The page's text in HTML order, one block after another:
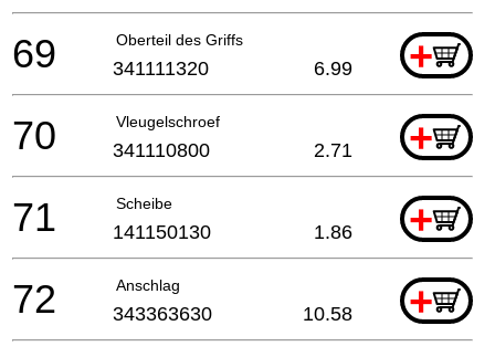
Oberteil des Griffs +
69 341111320 6.99
Vleugelschroef +
70 341110800 2.71
Scheibe +
71 141150130 1.86
Anschlag +
72 343363630 10.58